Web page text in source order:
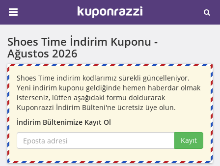
Shoes Time İndirim Kuponu -
Ağustos 2026
Shoes Time indirim kodlarımız sürekli güncelleniyor.
Yeni indirim kuponu geldiğinde hemen haberdar olmak
isterseniz, lütfen aşağıdaki formu doldurarak
Kuponrazzi İndirim Bülteni'ne ücretsiz üye olun.
İndirim Bültenimize Kayıt Ol
Kayıt